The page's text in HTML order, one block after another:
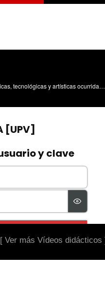
Divulgación de las actividades científicas, tecnológicas y artísticas ocurridas en los tres campus de la UPV
[ Ver más Vídeos didácticos